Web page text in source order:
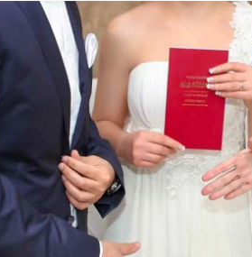
Eskişehir
Gaziantep
Giresun
Gümüşhane
Hakkari
Hatay
Isparta